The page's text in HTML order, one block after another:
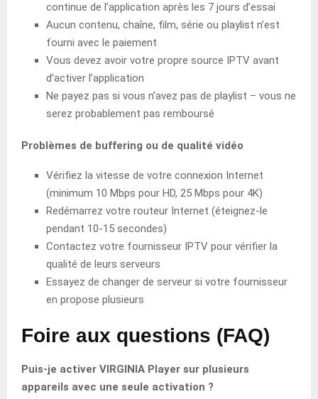
continue de l’application après les 7 jours d’essai
Aucun contenu, chaîne, film, série ou playlist n’est
fourni avec le paiement
Vous devez avoir votre propre source IPTV avant
d’activer l’application
Ne payez pas si vous n’avez pas de playlist – vous ne
serez probablement pas remboursé
Problèmes de buffering ou de qualité vidéo
Vérifiez la vitesse de votre connexion Internet
(minimum 10 Mbps pour HD, 25 Mbps pour 4K)
Redémarrez votre routeur Internet (éteignez-le
pendant 10-15 secondes)
Contactez votre fournisseur IPTV pour vérifier la
qualité de leurs serveurs
Essayez de changer de serveur si votre fournisseur
en propose plusieurs
Foire aux questions (FAQ)
Puis-je activer VIRGINIA Player sur plusieurs
appareils avec une seule activation ?